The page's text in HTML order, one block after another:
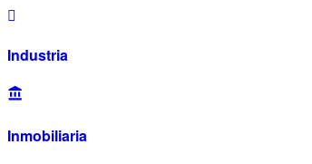
Industria
Inmobiliaria